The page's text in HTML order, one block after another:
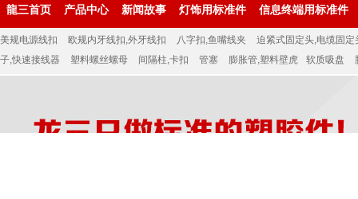
龍三首页 产品中心 新闻故事 灯饰用标准件 信息终端用标准件
美规电源线扣 欧规内牙线扣,外牙线扣 八字扣,鱼嘴线夹
迫紧式固定头,电缆固定
子,快速接线器
塑料螺丝螺母 间隔柱,卡扣 管塞 膨胀管,塑料壁虎 软质吸盘